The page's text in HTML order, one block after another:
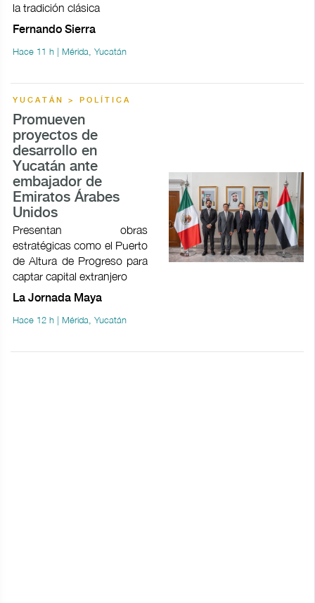
la tradición clásica
Fernando Sierra
Hace 11 h | Mérida, Yucatán
YUCATÁN > POLÍTICA
Promueven
proyectos de
desarrollo en
Yucatán ante
embajador de
Emiratos Árabes
Unidos
Presentan obras
estratégicas como el Puerto
de Altura de Progreso para
captar capital extranjero
La Jornada Maya
Hace 12 h | Mérida, Yucatán